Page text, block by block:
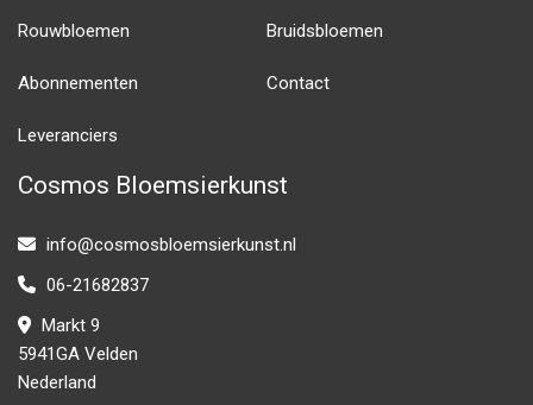
Rouwbloemen Bruidsbloemen
Abonnementen Contact
Leveranciers
Cosmos Bloemsierkunst
info@cosmosbloemsierkunst.nl
06-21682837
Markt 9
5941GA Velden
Nederland